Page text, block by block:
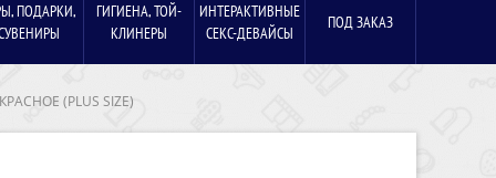
ПОДАРКИ,
ГИГИЕНА, ТОЙ-
КЛИНЕРЫ
ИНТЕРАКТИВНЫЕ
СЕКС-ДЕВАЙСЫ
ПОД ЗАКАЗ
(PLUS SIZE)